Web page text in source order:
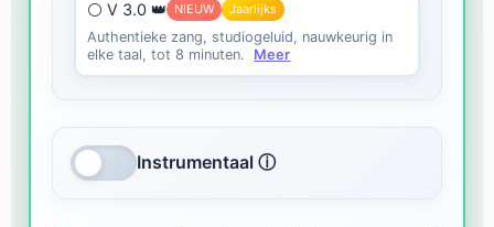
⚪ V 3.0 👑 NIEUW Jaarlijks
Authentieke zang, studiogeluid, nauwkeurig in
elke taal, tot 8 minuten.
Meer
Instrumentaal ⓘ